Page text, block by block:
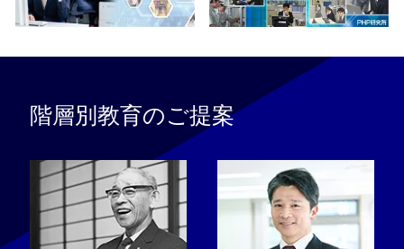
階層別教育のご提案